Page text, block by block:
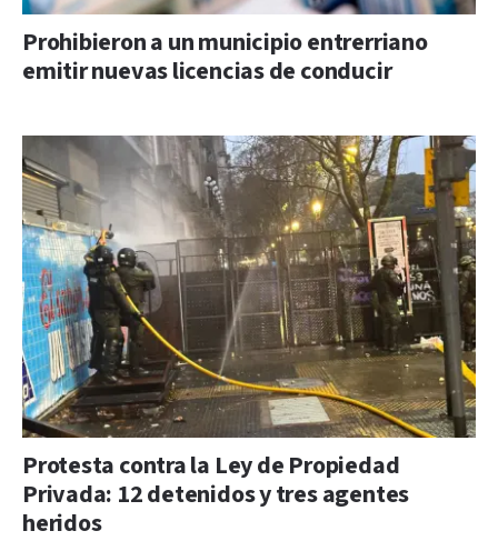
Prohibieron a un municipio entrerriano
emitir nuevas licencias de conducir
Protesta contra la Ley de Propiedad
Privada: 12 detenidos y tres agentes
heridos